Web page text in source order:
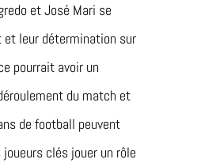
et José Mari se
leur détermination sur
pourrait avoir un
du match et
de football peuvent
clés jouer un rôle